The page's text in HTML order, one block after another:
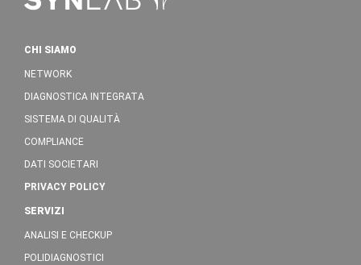
CHI SIAMO
NETWORK
DIAGNOSTICA INTEGRATA
SISTEMA DI QUALITÀ
COMPLIANCE
DATI SOCIETARI
PRIVACY POLICY
SERVIZI
ANALISI E CHECKUP
POLIDIAGNOSTICI